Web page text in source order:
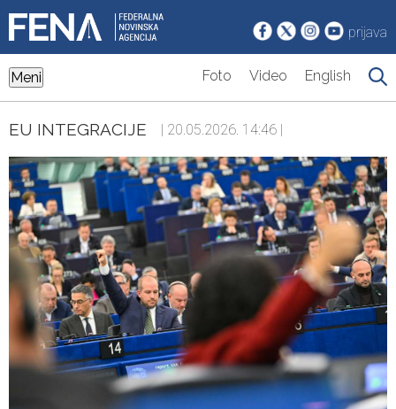
prijava
Meni Foto Video English
EU INTEGRACIJE | 20.05.2026. 14:46 |